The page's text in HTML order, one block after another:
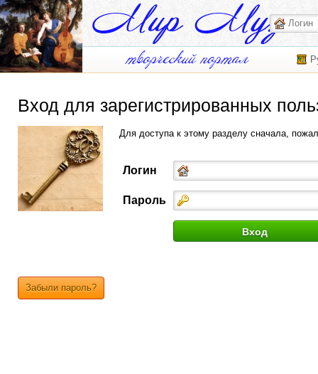
Вход для зарегистрированных
Для доступа к этому разделу сначала,
Логин
Пароль
Забыли пароль?